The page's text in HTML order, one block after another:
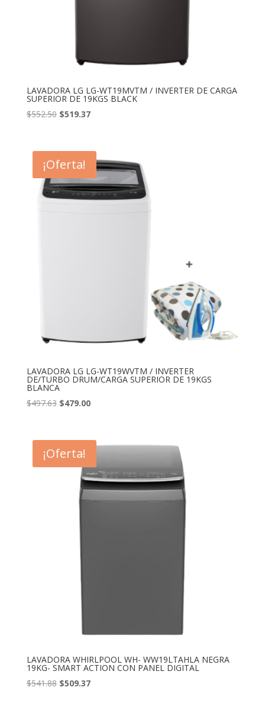
LAVADORA LG LG-WT19MVTM / INVERTER DE CARGA
SUPERIOR DE 19KGS BLACK
$552.50 El
era:
$552.50.
$519.37El
es:
$519.37.
¡Oferta!
LAVADORA LG LG-WT19WVTM / INVERTER
DE/TURBO DRUM/CARGA SUPERIOR DE 19KGS
BLANCA
$497.63 El
era:
$497.63.
$479.00El
es:
¡Oferta!
LAVADORA WHIRLPOOL WH- WW19LTAHLA NEGRA
19KG- SMART ACTION CON PANEL DIGITAL
$541.88 El
$509.37El